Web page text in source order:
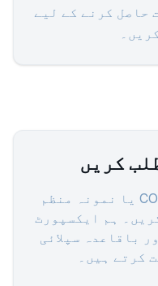
حاصل کرنے کے لیے
کریں
اقتباس، مواصفات شیٹ، COA یا نمونہ منظم
ہم ایکسپورٹ
باقاعدہ سپلائی
کرتے ہیں۔